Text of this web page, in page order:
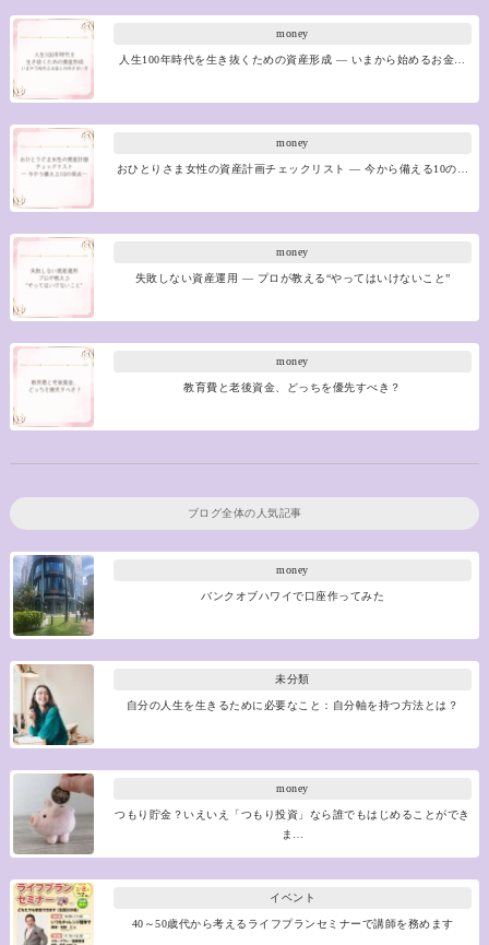
money
人生100年時代を生き抜くための資産形成 ― いまから始めるお金…
money
おひとりさま女性の資産計画チェックリスト ― 今から備える10の…
money
失敗しない資産運用 ― プロが教える“やってはいけないこと”
money
教育費と老後資金、どっちを優先すべき？
ブログ全体の人気記事
money
バンクオブハワイで口座作ってみた
未分類
自分の人生を生きるために必要なこと：自分軸を持つ方法とは？
money
つもり貯金？いえいえ「つもり投資」なら誰でもはじめることができ
ま…
イベント
40～50歳代から考えるライフプランセミナーで講師を務めます